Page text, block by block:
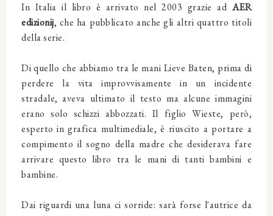
In Italia il libro è arrivato nel 2003 grazie ad AER
edizionij, che ha pubblicato anche gli altri quattro titoli
della serie.
Di quello che abbiamo tra le mani Lieve Baten, prima di
perdere la vita improvvisamente in un incidente
stradale, aveva ultimato il testo ma alcune immagini
erano solo schizzi abbozzati. Il figlio Wieste, però,
esperto in grafica multimediale, è riuscito a portare a
compimento il sogno della madre che desiderava fare
arrivare questo libro tra le mani di tanti bambini e
bambine.
Dai riguardi una luna ci sorride: sarà forse l'autrice da